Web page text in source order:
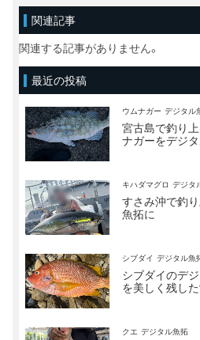
関連記事
関連する記事がありません。
最近の投稿
ウムナガー デジタル
宮古島で釣り
ナガーをデジ
キハダマグロ デジタ
すさみ沖で釣
魚拓に
シブダイ デジタル魚
シブダイのデ
を美しく残し
クエ デジタル魚拓